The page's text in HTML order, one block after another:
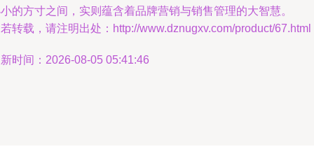
的方寸之间，实则蕴含着品牌营销与销售管理的大智慧。
转载，请注明出处：http://www.dznugxv.com/product/67.html
时间：2026-08-05 05:41:46